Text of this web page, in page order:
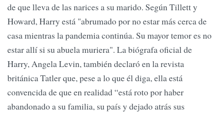
de que lleva de las narices a su marido. Según Tillett y
Howard, Harry está "abrumado por no estar más cerca de
casa mientras la pandemia continúa. Su mayor temor es no
estar allí si su abuela muriera". La biógrafa oficial de
Harry, Angela Levin, también declaró en la revista
británica Tatler que, pese a lo que él diga, ella está
convencida de que en realidad “está roto por haber
abandonado a su familia, su país y dejado atrás sus